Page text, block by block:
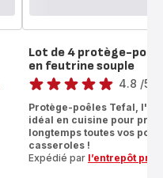
Lot de 4 protège-
en feutrine souple
Note
4.8 /5
Protège-poêles Tefal,
idéal en cuisine pour
longtemps toutes vos
casseroles !
Expédié par l’entrepôt